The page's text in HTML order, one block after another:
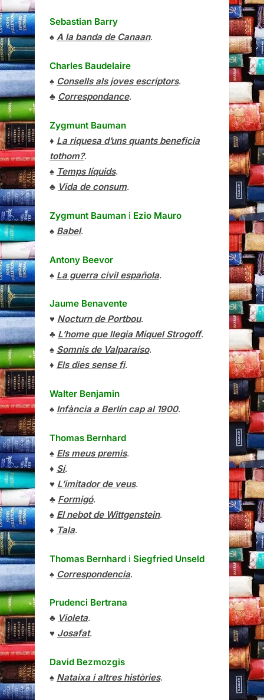
Sebastian Barry
♠ A la banda de Canaan.
Charles Baudelaire
♠ Consells als joves escriptors.
♣ Correspondance.
Zygmunt Bauman
♦ La riquesa d’uns quants beneficia
tothom?.
♠ Temps líquids.
♣ Vida de consum.
Zygmunt Bauman i Ezio Mauro
♠ Babel.
Antony Beevor
♠ La guerra civil española.
Jaume Benavente
♥ Nocturn de Portbou.
♣ L’home que llegia Miquel Strogoff.
♠ Somnis de Valparaíso.
♦ Els dies sense fi.
Walter Benjamin
♠ Infància a Berlín cap al 1900.
Thomas Bernhard
♠ Els meus premis.
♦ Sí.
♥ L’imitador de veus.
♣ Formigó.
♠ El nebot de Wittgenstein.
♦ Tala.
Thomas Bernhard i Siegfried Unseld
♠ Correspondencia.
Prudenci Bertrana
♣ Violeta.
♥ Josafat.
David Bezmozgis
♠ Nataixa i altres històries.